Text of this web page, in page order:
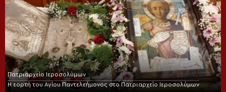
Πατριαρχείο Ιεροσολύμων
Η εορτή του Αγίου Παντελεήμονος στο Πατριαρχείο Ιεροσολύμων